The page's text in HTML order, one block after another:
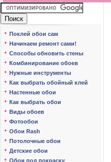
Поклей обои сам
Начинаем ремонт сами!
Способы обновить стены
Комбинирование обоев
Нужные инструменты
Как выбрать обойный клей
Настенные обои
Как выбрать обои
Виды обоев
Фотообои
Обои Rash
Потолочные обои
Детские обои
Обои под покраску